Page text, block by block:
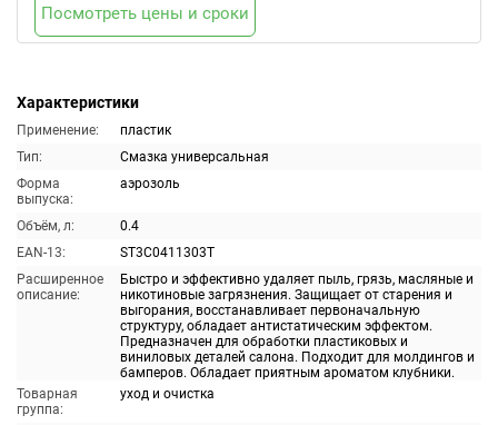
Характеристики
Применение:
пластик
Тип:
Смазка универсальная
Форма
выпуска:
аэрозоль
Объём, л:
0.4
EAN-13:
ST3C0411303T
Расширенное
описание:
Быстро и эффективно удаляет пыль, грязь, масляные и
никотиновые загрязнения. Защищает от старения и
выгорания, восстанавливает первоначальную
структуру, обладает антистатическим эффектом.
Предназначен для обработки пластиковых и
виниловых деталей салона. Подходит для молдингов и
бамперов. Обладает приятным ароматом клубники.
Товарная
группа:
уход и очистка
Посмотреть цены и сроки